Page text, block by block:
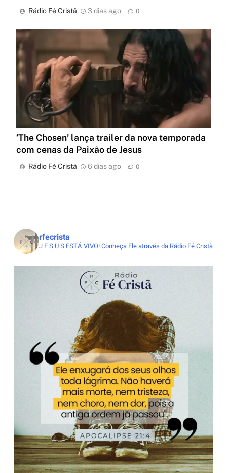
Rádio Fé Cristã 3 dias ago 0
‘The Chosen’ lança trailer da nova temporada
com cenas da Paixão de Jesus
Rádio Fé Cristã 6 dias ago 0
rfecrista
J E S U S ESTÁ VIVO!Conheça Ele através da Rádio Fé Cristã